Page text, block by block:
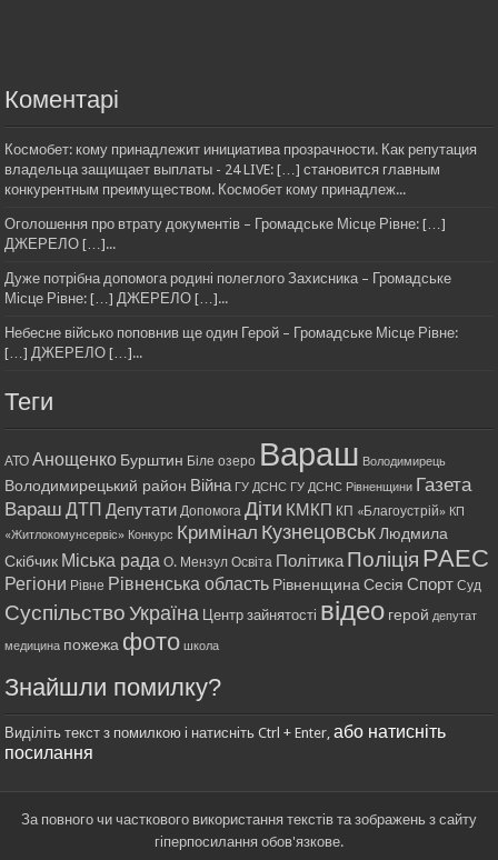
Коментарі
Космобет: кому принадлежит инициатива прозрачности. Как репутация
владельца защищает выплаты - 24 LIVE: […] становится главным
конкурентным преимуществом. Космобет кому принадлеж...
Оголошення про втрату документів – Громадське Місце Рівне: […]
ДЖЕРЕЛО […]...
Дуже потрібна допомога родині полеглого Захисника – Громадське
Місце Рівне: […] ДЖЕРЕЛО […]...
Небесне військо поповнив ще один Герой – Громадське Місце Рівне:
[…] ДЖЕРЕЛО […]...
Теги
АТО Анощенко Бурштин Біле озеро Вараш Володимирець
Володимирецький район Війна ГУ ДСНС ГУ ДСНС Рівненщини Газета
Вараш ДТП Депутати Допомога Діти КМКП КП «Благоустрій» КП
«Житлокомунсервіс» Конкурс Кримінал Кузнецовськ Людмила
Скібчик Міська рада О. Мензул Освіта ПолітикаПоліція РАЕС
Регіони Рівне Рівненська область Рівненщина Сесія Спорт Суд
Суспільство Україна Центр зайнятості відео герой депутат
медицина пожежа фото школа
Знайшли помилку?
Виділіть текст з помилкою і натисніть Ctrl + Enter,або натисніть
посилання
За повного чи часткового використання текстів та зображень з сайту
гіперпосилання обов'язкове.